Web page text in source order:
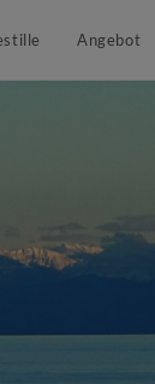
Angebot